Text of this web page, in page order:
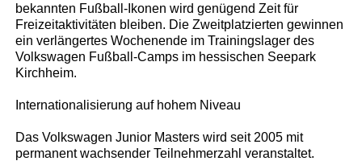
bekannten Fußball-Ikonen wird genügend Zeit für
Freizeitaktivitäten bleiben. Die Zweitplatzierten gewinnen
ein verlängertes Wochenende im Trainingslager des
Volkswagen Fußball-Camps im hessischen Seepark
Kirchheim.
Internationalisierung auf hohem Niveau
Das Volkswagen Junior Masters wird seit 2005 mit
permanent wachsender Teilnehmerzahl veranstaltet.